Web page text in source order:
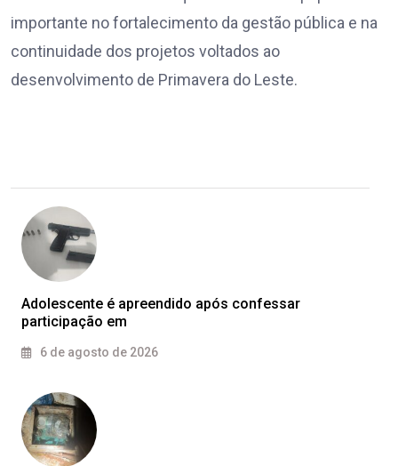
importante no fortalecimento da gestão pública e na
continuidade dos projetos voltados ao
desenvolvimento de Primavera do Leste.
Adolescente é apreendido após confessar
participação em
6 de agosto de 2026